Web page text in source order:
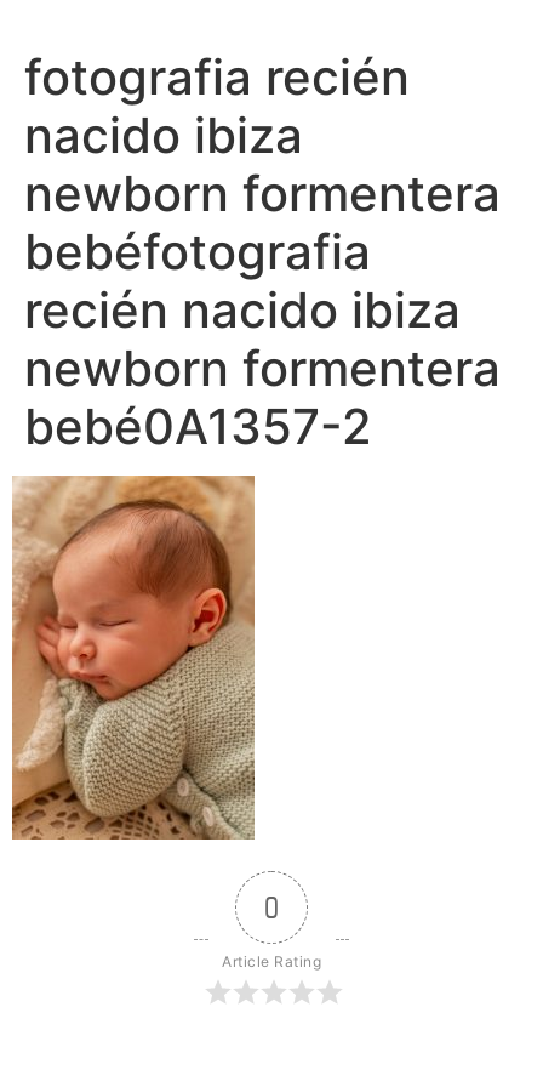
contenido
fotografia recién
nacido ibiza
newborn formentera
bebéfotografia
recién nacido ibiza
newborn formentera
bebé0A1357-2
0
Article Rating